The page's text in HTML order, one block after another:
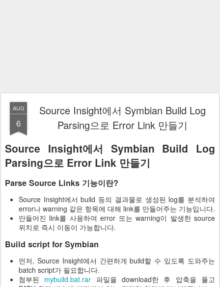
AUG
6
Source Insight에서 Symbian Build Log
Parsing으로 Error Link 만들기
Source Insight에서 Symbian Build Log
Parsing으로 Error Link 만들기
Parse Source Links 기능이란?
Source Insight에서 build 등의 결과물로 생성된 log를 분석하여
error나 warning 같은 항목에 대해 link를 만들어주는 기능입니다.
만들어진 link를 사용하여 error 또는 warning이 발생한 source
위치로 즉시 이동이 가능합니다.
Build script for Symbian
먼저, Source Insight에서 간편하게 build할 수 있도록 도와주는
batch script가 필요합니다.
첨부된 mybuild.bat.rar 파일을 download한 후 압축을 풀고